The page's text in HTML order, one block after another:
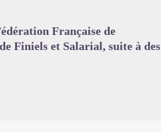
Française de
Finiels et Salarial, suite à des